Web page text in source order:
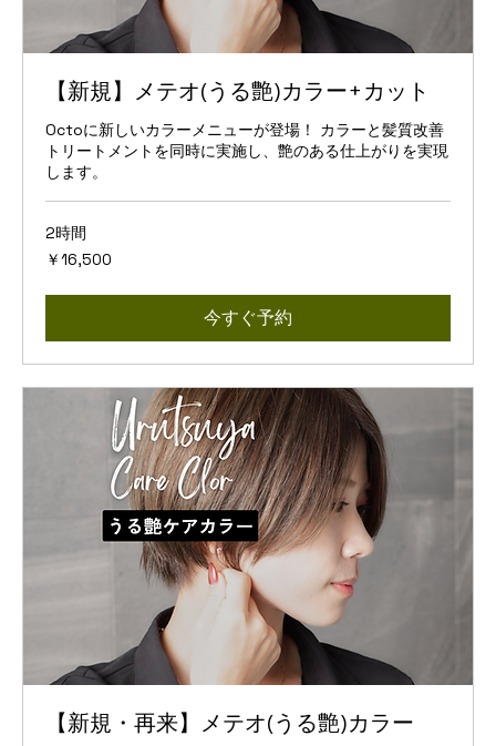
【新規】メテオ(うる艶)カラー+カット
Octoに新しいカラーメニューが登場！ カラーと髪質改善
トリートメントを同時に実施し、艶のある仕上がりを実現
します。
2時間
16,500
円
￥16,500
今すぐ予約
【新規・再来】メテオ(うる艶)カラー